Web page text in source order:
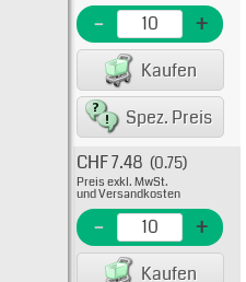
EME
- +
Kaufen
Spez. Preis
EME
CHF 7.48 (0.75)
Preis exkl. MwSt.
und Versandkosten
- +
Kaufen